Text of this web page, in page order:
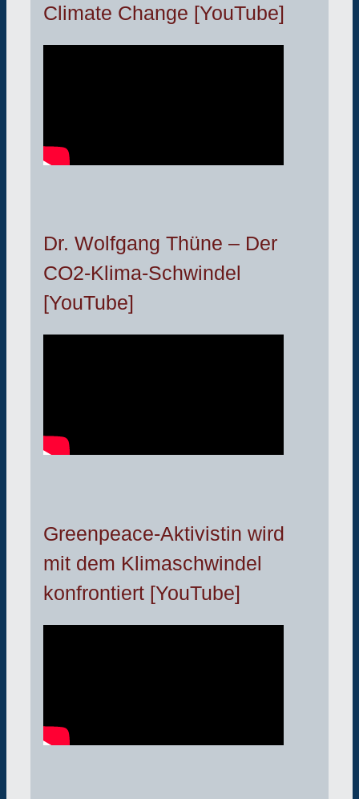
Climate Change [YouTube]
Dr. Wolfgang Thüne – Der
CO2-Klima-Schwindel
[YouTube]
Greenpeace-Aktivistin wird
mit dem Klimaschwindel
konfrontiert [YouTube]